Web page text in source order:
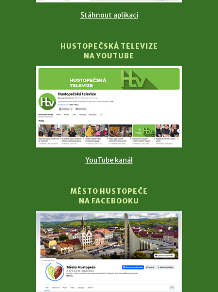
Stáhnout aplikaci
HUSTOPEČSKÁ TELEVIZE
NA YOUTUBE
YouTube kanál
MĚSTO HUSTOPEČE
NA FACEBOOKU